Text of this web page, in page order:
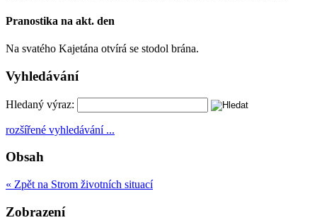
Pranostika na akt. den
Na svatého Kajetána otvírá se stodol brána.
Vyhledávání
Hledaný výraz:
rozšířené vyhledávání ...
Obsah
« Zpět na Strom životních situací
Zobrazení